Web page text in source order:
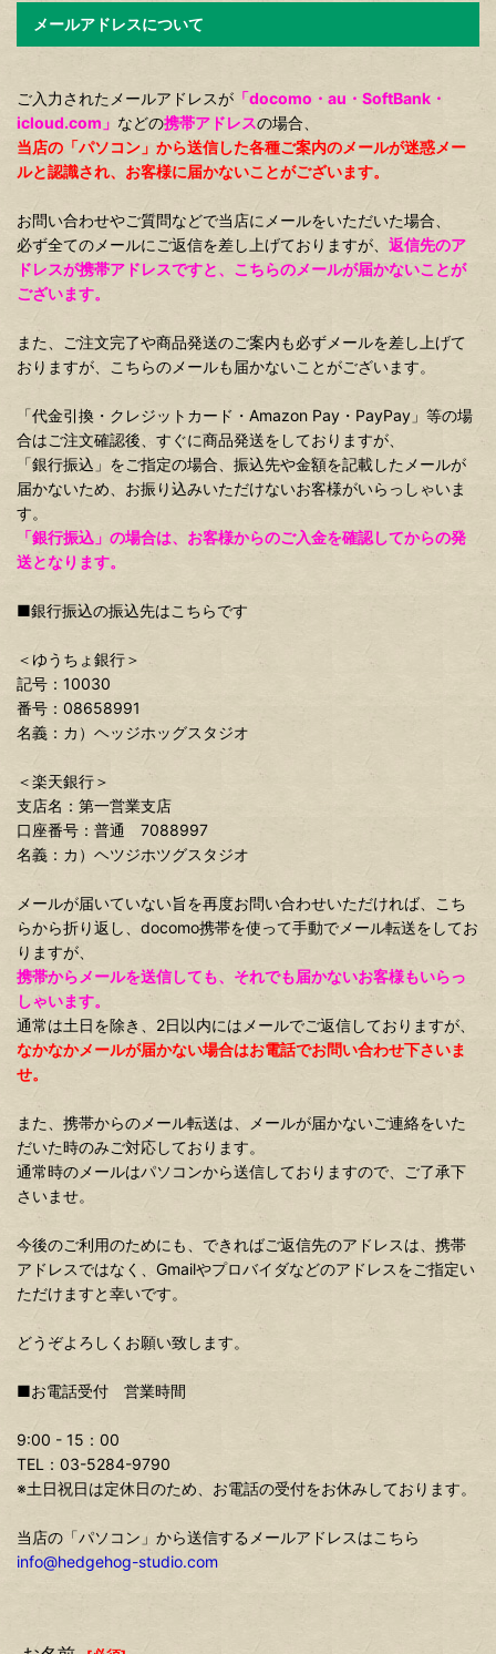
メールアドレスについて
ご入力されたメールアドレスが 「docomo・au・SoftBank・
icloud.com」 などの携帯アドレスの場合、
当店の「パソコン」から送信した各種ご案内のメールが迷惑メー
ルと認識され、お客様に届かないことがございます。
お問い合わせやご質問などで当店にメールをいただいた場合、
必ず全てのメールにご返信を差し上げておりますが、 返信先のア
ドレスが携帯アドレスですと、こちらのメールが届かないことが
ございます。
また、ご注文完了や商品発送のご案内も必ずメールを差し上げて
おりますが、こちらのメールも届かないことがございます。
「代金引換・クレジットカード・Amazon Pay・PayPay」等の場
合はご注文確認後、すぐに商品発送をしておりますが、
「銀行振込」をご指定の場合、振込先や金額を記載したメールが
届かないため、お振り込みいただけないお客様がいらっしゃいま
す。
「銀行振込」の場合は、お客様からのご入金を確認してからの発
送となります。
■銀行振込の振込先はこちらです
＜ゆうちょ銀行＞
記号：10030
番号：08658991
名義：カ）ヘッジホッグスタジオ
＜楽天銀行＞
支店名：第一営業支店
口座番号：普通 7088997
名義：カ）ヘツジホツグスタジオ
メールが届いていない旨を再度お問い合わせいただければ、こち
らから折り返し、docomo携帯を使って手動でメール転送をしてお
りますが、
携帯からメールを送信しても、それでも届かないお客様もいらっ
しゃいます。
通常は土日を除き、2日以内にはメールでご返信しておりますが、
なかなかメールが届かない場合はお電話でお問い合わせ下さいま
せ。
また、携帯からのメール転送は、メールが届かないご連絡をいた
だいた時のみご対応しております。
通常時のメールはパソコンから送信しておりますので、ご了承下
さいませ。
今後のご利用のためにも、できればご返信先のアドレスは、携帯
アドレスではなく、Gmailやプロバイダなどのアドレスをご指定い
ただけますと幸いです。
どうぞよろしくお願い致します。
■お電話受付 営業時間
9:00 - 15：00
TEL：03-5284-9790
※土日祝日は定休日のため、お電話の受付をお休みしております。
当店の「パソコン」から送信するメールアドレスはこちら
info@hedgehog-studio.com